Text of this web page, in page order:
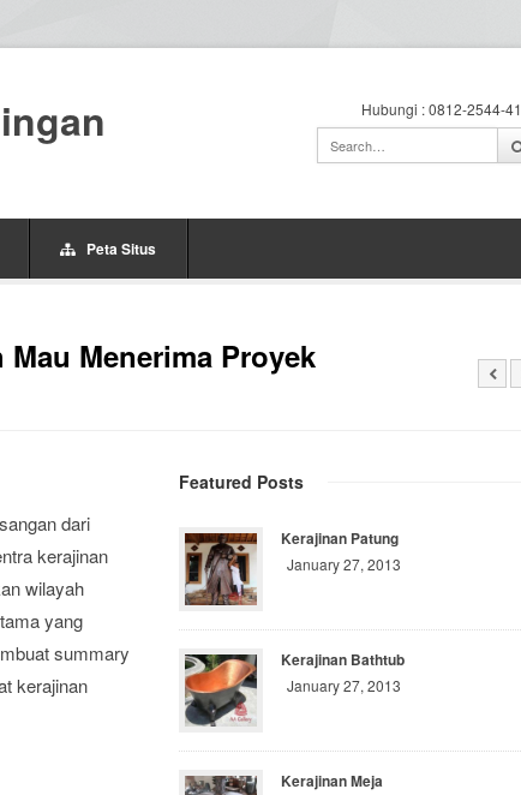
Hubungi : 0812-2544-
Peta Situs
Menerima Proyek
dari
kerajinan
wilayah
yang
summary
kerajinan
Featured Posts
Kerajinan Patung
January 27, 2013
Kerajinan Bathtub
January 27, 2013
Kerajinan Meja